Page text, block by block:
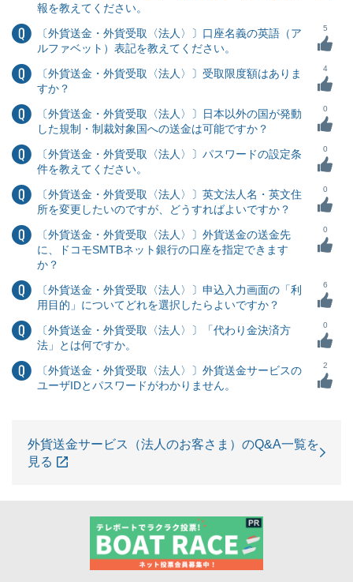
報を教えてください。
〔外貨送金・外貨受取〈法人〉〕口座名義の英語（ア
ルファベット）表記を教えてください。
5
〔外貨送金・外貨受取〈法人〉〕受取限度額はありま
すか？
4
〔外貨送金・外貨受取〈法人〉〕日本以外の国が発動
した規制・制裁対象国への送金は可能ですか？
0
〔外貨送金・外貨受取〈法人〉〕パスワードの設定条
件を教えてください。
0
〔外貨送金・外貨受取〈法人〉〕英文法人名・英文住
所を変更したいのですが、どうすればよいですか？
0
〔外貨送金・外貨受取〈法人〉〕外貨送金の送金先
に、ドコモSMTBネット銀行の口座を指定できます
か？
0
〔外貨送金・外貨受取〈法人〉〕申込入力画面の「利
用目的」についてどれを選択したらよいですか？
6
〔外貨送金・外貨受取〈法人〉〕「代わり金決済方
法」とは何ですか。
0
〔外貨送金・外貨受取〈法人〉〕外貨送金サービスの
ユーザIDとパスワードがわかりません。
2
外貨送金サービス（法人のお客さま）のQ&A一覧を
見る